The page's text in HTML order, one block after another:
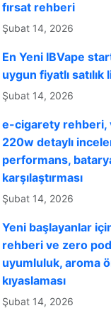
fırsat rehberi
Şubat 14, 2026
En Yeni IBVape
uygun fiyatlı satılık
Şubat 14, 2026
e-cigarety rehberi,
220w detaylı
performans,
karşılaştırması
Şubat 14, 2026
Yeni başlayanlar
rehberi ve zero
uyumluluk, aroma
kıyaslaması
Şubat 14, 2026